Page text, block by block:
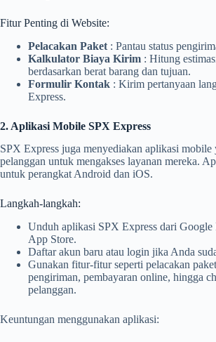
Fitur Penting di Website:
Pelacakan Paket : Pantau status
Kalkulator Biaya Kirim : Hitung
berdasarkan berat barang dan tujuan.
Formulir Kontak : Kirim pertanyaan
Express.
2. Aplikasi Mobile SPX Express
SPX Express juga menyediakan aplikasi mobile
pelanggan untuk mengakses layanan mereka.
untuk perangkat Android dan iOS.
Langkah-langkah:
Unduh aplikasi SPX Express dari Google
App Store.
Daftar akun baru atau login jika Anda
Gunakan fitur-fitur seperti pelacakan
pengiriman, pembayaran online, hingga
pelanggan.
Keuntungan menggunakan aplikasi: